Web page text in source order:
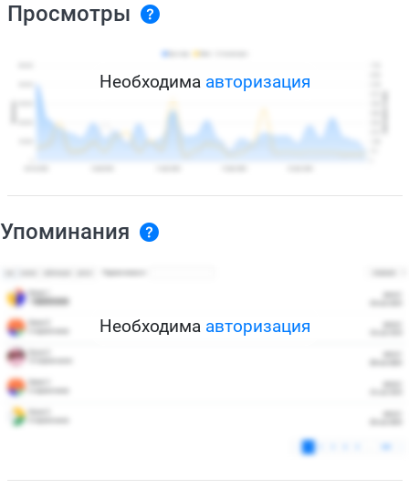
Просмотры
Необходима авторизация
Упоминания
Необходима авторизация